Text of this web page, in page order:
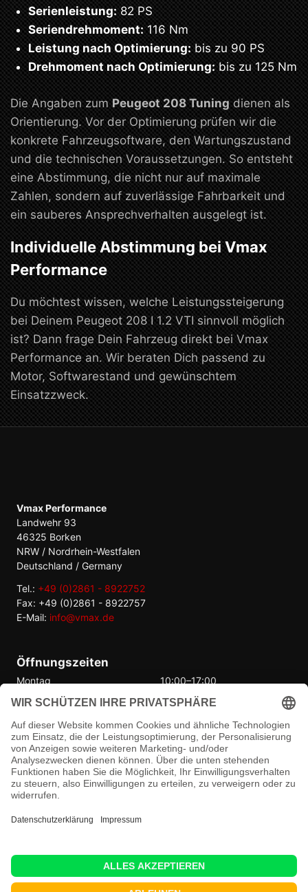
Serienleistung: 82 PS
Seriendrehmoment: 116 Nm
Leistung nach Optimierung: bis zu 90 PS
Drehmoment nach Optimierung: bis zu 125 Nm
Die Angaben zum Peugeot 208 Tuning dienen als
Orientierung. Vor der Optimierung prüfen wir die
konkrete Fahrzeugsoftware, den Wartungszustand
und die technischen Voraussetzungen. So entsteht
eine Abstimmung, die nicht nur auf maximale
Zahlen, sondern auf zuverlässige Fahrbarkeit und
ein sauberes Ansprechverhalten ausgelegt ist.
Individuelle Abstimmung bei Vmax
Performance
Du möchtest wissen, welche Leistungssteigerung
bei Deinem Peugeot 208 I 1.2 VTI sinnvoll möglich
ist? Dann frage Dein Fahrzeug direkt bei Vmax
Performance an. Wir beraten Dich passend zu
Motor, Softwarestand und gewünschtem
Einsatzzweck.
Vmax Performance
Landwehr 93
46325 Borken
NRW / Nordrhein-Westfalen
Deutschland / Germany
Tel.: +49 (0)2861 - 8922752
Fax: +49 (0)2861 - 8922757
E-Mail: info@vmax.de
Öffnungszeiten
Montag
10:00–17:00
Dienstag
10:00–17:00
Donnerstag
10:00–17:00
Freitag
10:00–17:00
Samstag
Geschlossen
Sonntag
Geschlossen
© 2026 Vmax Performance